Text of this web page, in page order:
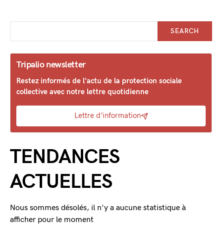
SEARCH
Tripalio newsletter
Restez informés de l'actu de la protection sociale
collective avec notre lettre quotidienne
Lettre d'information
TENDANCES
ACTUELLES
Nous sommes désolés, il n'y a aucune statistique à
afficher pour le moment